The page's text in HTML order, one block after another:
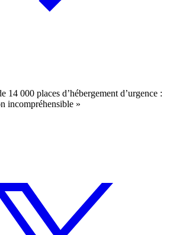
14 000 places d’hébergement d’urgence :
incompréhensible »